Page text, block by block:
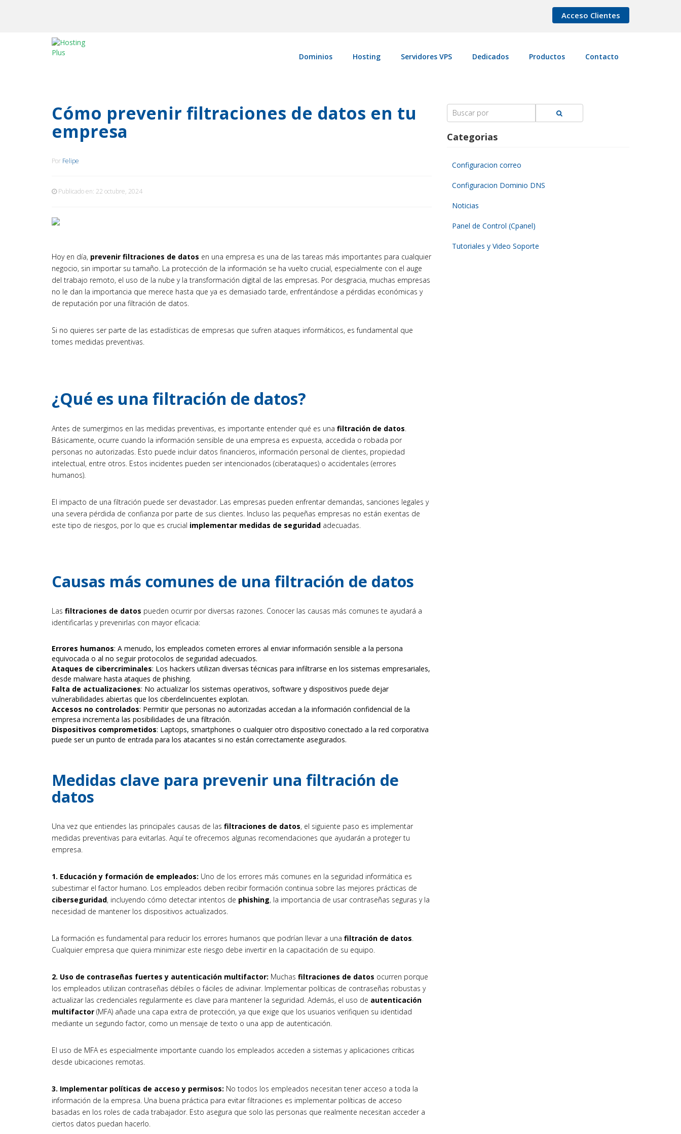
Acceso Clientes
Dominios Hosting Servidores VPS Dedicados Productos Contacto
Cómo prevenir filtraciones de datos en tu
empresa
Por Felipe
Publicado en: 22 octubre, 2024
Hoy en día, prevenir filtraciones de datos en una empresa es una de las tareas más importantes para cualquier
negocio, sin importar su tamaño. La protección de la información se ha vuelto crucial, especialmente con el auge
del trabajo remoto, el uso de la nube y la transformación digital de las empresas. Por desgracia, muchas empresas
no le dan la importancia que merece hasta que ya es demasiado tarde, enfrentándose a pérdidas económicas y
de reputación por una filtración de datos.
Si no quieres ser parte de las estadísticas de empresas que sufren ataques informáticos, es fundamental que
tomes medidas preventivas.
¿Qué es una filtración de datos?
Antes de sumergirnos en las medidas preventivas, es importante entender qué es una filtración de datos.
Básicamente, ocurre cuando la información sensible de una empresa es expuesta, accedida o robada por
personas no autorizadas. Esto puede incluir datos financieros, información personal de clientes, propiedad
intelectual, entre otros. Estos incidentes pueden ser intencionados (ciberataques) o accidentales (errores
humanos).
El impacto de una filtración puede ser devastador. Las empresas pueden enfrentar demandas, sanciones legales y
una severa pérdida de confianza por parte de sus clientes. Incluso las pequeñas empresas no están exentas de
este tipo de riesgos, por lo que es crucial implementar medidas de seguridad adecuadas.
Causas más comunes de una filtración de datos
Las filtraciones de datos pueden ocurrir por diversas razones. Conocer las causas más comunes te ayudará a
identificarlas y prevenirlas con mayor eficacia:
Errores humanos: A menudo, los empleados cometen errores al enviar información sensible a la persona
equivocada o al no seguir protocolos de seguridad adecuados.
Ataques de cibercriminales: Los hackers utilizan diversas técnicas para infiltrarse en los sistemas empresariales,
desde malware hasta ataques de phishing.
Falta de actualizaciones: No actualizar los sistemas operativos, software y dispositivos puede dejar
vulnerabilidades abiertas que los ciberdelincuentes explotan.
Accesos no controlados: Permitir que personas no autorizadas accedan a la información confidencial de la
empresa incrementa las posibilidades de una filtración.
Dispositivos comprometidos: Laptops, smartphones o cualquier otro dispositivo conectado a la red corporativa
puede ser un punto de entrada para los atacantes si no están correctamente asegurados.
Medidas clave para prevenir una filtración de
datos
Una vez que entiendes las principales causas de las filtraciones de datos, el siguiente paso es implementar
medidas preventivas para evitarlas. Aquí te ofrecemos algunas recomendaciones que ayudarán a proteger tu
empresa.
1. Educación y formación de empleados: Uno de los errores más comunes en la seguridad informática es
subestimar el factor humano. Los empleados deben recibir formación continua sobre las mejores prácticas de
ciberseguridad, incluyendo cómo detectar intentos de phishing, la importancia de usar contraseñas seguras y la
necesidad de mantener los dispositivos actualizados.
La formación es fundamental para reducir los errores humanos que podrían llevar a una filtración de datos.
Cualquier empresa que quiera minimizar este riesgo debe invertir en la capacitación de su equipo.
2. Uso de contraseñas fuertes y autenticación multifactor: Muchas filtraciones de datos ocurren porque
los empleados utilizan contraseñas débiles o fáciles de adivinar. Implementar políticas de contraseñas robustas y
actualizar las credenciales regularmente es clave para mantener la seguridad. Además, el uso de autenticación
multifactor (MFA) añade una capa extra de protección, ya que exige que los usuarios verifiquen su identidad
mediante un segundo factor, como un mensaje de texto o una app de autenticación.
El uso de MFA es especialmente importante cuando los empleados acceden a sistemas y aplicaciones críticas
desde ubicaciones remotas.
3. Implementar políticas de acceso y permisos: No todos los empleados necesitan tener acceso a toda la
información de la empresa. Una buena práctica para evitar filtraciones es implementar políticas de acceso
basadas en los roles de cada trabajador. Esto asegura que solo las personas que realmente necesitan acceder a
ciertos datos puedan hacerlo.
Search
for:
Categorias
Configuracion correo
Configuracion Dominio DNS
Noticias
Panel de Control (Cpanel)
Tutoriales y Video Soporte